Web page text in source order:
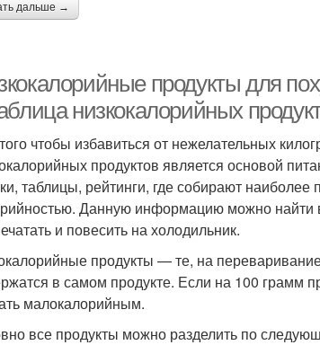
дальше →
продукты для
низкокалорийных
чтобы избавиться от нежелательных
продуктов является основой
таблицы, рейтинги, где собирают
Данную информацию можно найти
и повесить на холодильник.
продукты — те, на
в самом продукте. Если на 100 грамм
малокалорийным.
все продукты можно разделить по